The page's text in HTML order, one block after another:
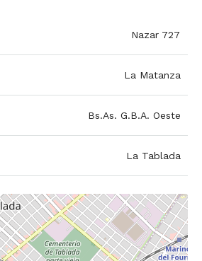
Nazar 727
La Matanza
Bs.As. G.B.A. Oeste
La Tablada